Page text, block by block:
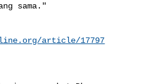
sama."
article/17797